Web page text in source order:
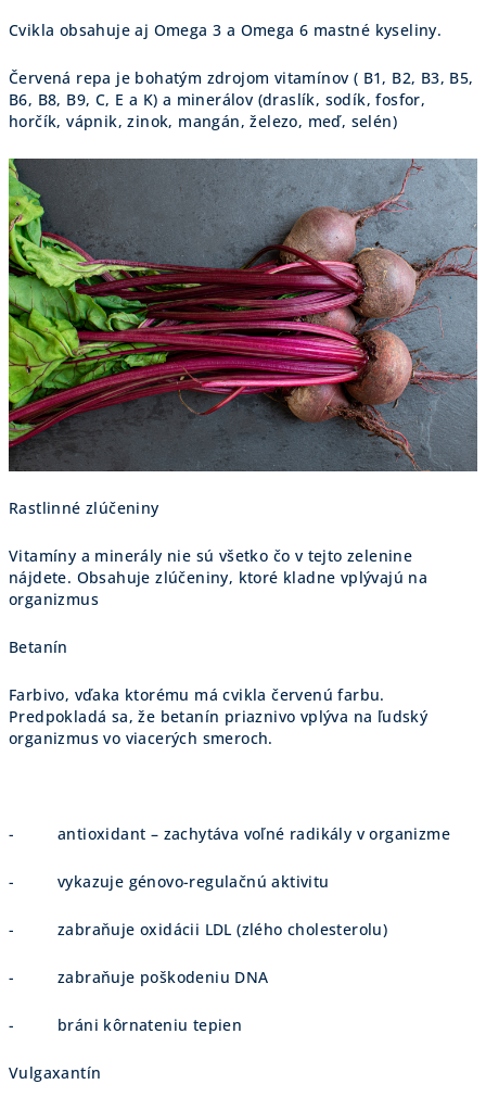
Cvikla obsahuje aj Omega 3 a Omega 6 mastné kyseliny.
Červená repa je bohatým zdrojom vitamínov ( B1, B2, B3, B5,
B6, B8, B9, C, E a K) a minerálov (draslík, sodík, fosfor,
horčík, vápnik, zinok, mangán, železo, meď, selén)
Rastlinné zlúčeniny
Vitamíny a minerály nie sú všetko čo v tejto zelenine
nájdete. Obsahuje zlúčeniny, ktoré kladne vplývajú na
organizmus
Betanín
Farbivo, vďaka ktorému má cvikla červenú farbu.
Predpokladá sa, že betanín priaznivo vplýva na ľudský
organizmus vo viacerých smeroch.
- antioxidant – zachytáva voľné radikály v organizme
- vykazuje génovo-regulačnú aktivitu
- zabraňuje oxidácii LDL (zlého cholesterolu)
- zabraňuje poškodeniu DNA
- bráni kôrnateniu tepien
Vulgaxantín